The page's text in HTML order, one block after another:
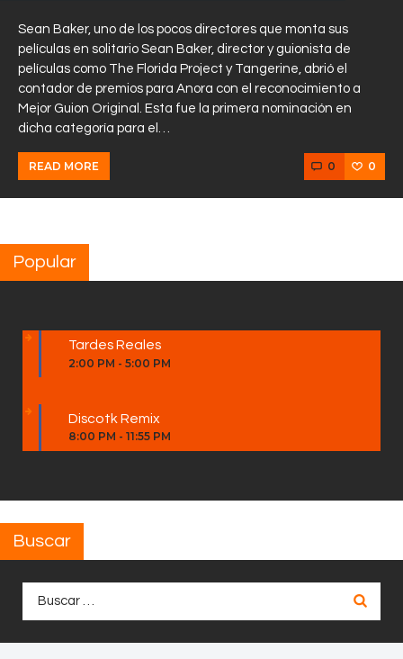
Contactos
Sean Baker, uno de los pocos directores que monta sus
películas en solitario Sean Baker, director y guionista de
películas como The Florida Project y Tangerine, abrió el
contador de premios para Anora con el reconocimiento a
Mejor Guion Original. Esta fue la primera nominación en
dicha categoría para el…
READ MORE 0 0
Popular
Tardes Reales
2:00 PM - 5:00 PM
Discotk Remix
8:00 PM - 11:55 PM
Buscar